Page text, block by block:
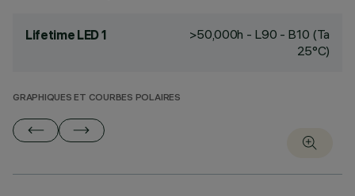
Lifetime LED 1
>50,000h - L90 - B10 (Ta
25°C)
GRAPHIQUES ET COURBES POLAIRES